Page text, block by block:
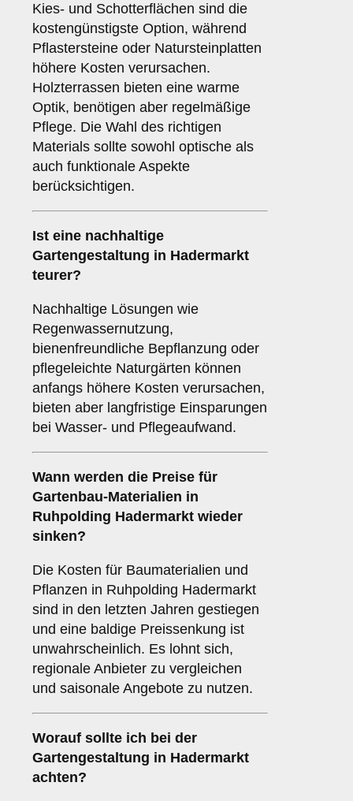
Kies- und Schotterflächen sind die
kostengünstigste Option, während
Pflastersteine oder Natursteinplatten
höhere Kosten verursachen.
Holzterrassen bieten eine warme
Optik, benötigen aber regelmäßige
Pflege. Die Wahl des richtigen
Materials sollte sowohl optische als
auch funktionale Aspekte
berücksichtigen.
Ist eine nachhaltige
Gartengestaltung in Hadermarkt
teurer?
Nachhaltige Lösungen wie
Regenwassernutzung,
bienenfreundliche Bepflanzung oder
pflegeleichte Naturgärten können
anfangs höhere Kosten verursachen,
bieten aber langfristige Einsparungen
bei Wasser- und Pflegeaufwand.
Wann werden die Preise für
Gartenbau-Materialien in
Ruhpolding Hadermarkt wieder
sinken?
Die Kosten für Baumaterialien und
Pflanzen in Ruhpolding Hadermarkt
sind in den letzten Jahren gestiegen
und eine baldige Preissenkung ist
unwahrscheinlich. Es lohnt sich,
regionale Anbieter zu vergleichen
und saisonale Angebote zu nutzen.
Worauf sollte ich bei der
Gartengestaltung in Hadermarkt
achten?